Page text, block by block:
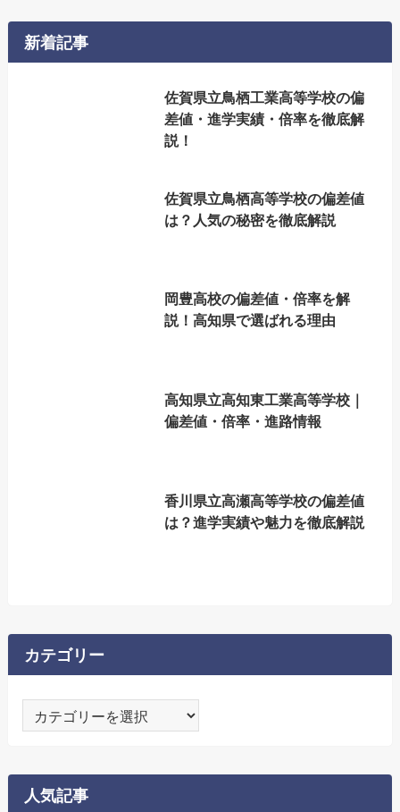
新着記事
佐賀県立鳥栖工業高等学校の偏
差値・進学実績・倍率を徹底解
説！
佐賀県立鳥栖高等学校の偏差値
は？人気の秘密を徹底解説
岡豊高校の偏差値・倍率を解
説！高知県で選ばれる理由
高知県立高知東工業高等学校｜
偏差値・倍率・進路情報
香川県立高瀬高等学校の偏差値
は？進学実績や魅力を徹底解説
カテゴリー
テ
リ
ー
人気記事